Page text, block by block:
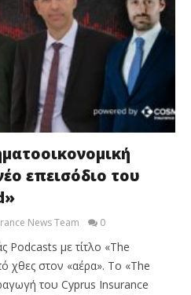
επεισόδιο του
News Team 0
Podcasts με τίτλο «The
χθες στον «αέρα». Το «The
του Cyprus Insurance